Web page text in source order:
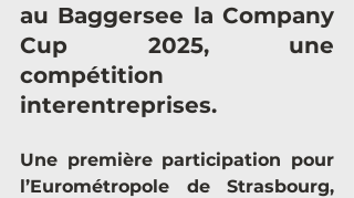
au Baggersee la Company
Cup 2025, une
compétition
interentreprises.
Une première participation pour
l’Eurométropole de Strasbourg,